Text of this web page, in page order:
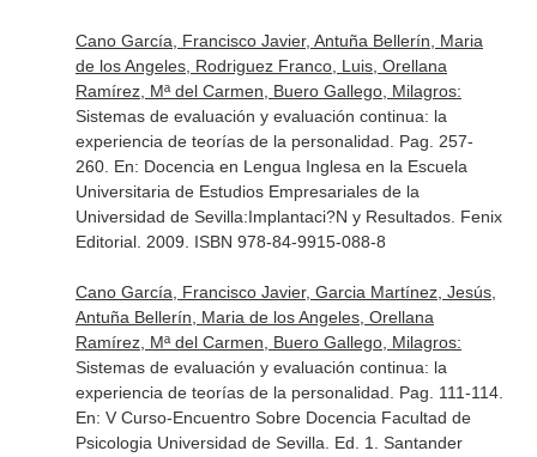
Cano García, Francisco Javier, Antuña Bellerín, Maria
de los Angeles, Rodriguez Franco, Luis, Orellana
Ramírez, Mª del Carmen, Buero Gallego, Milagros:
Sistemas de evaluación y evaluación continua: la
experiencia de teorías de la personalidad. Pag. 257-
260. En: Docencia en Lengua Inglesa en la Escuela
Universitaria de Estudios Empresariales de la
Universidad de Sevilla:Implantaci?N y Resultados. Fenix
Editorial. 2009. ISBN 978-84-9915-088-8
Cano García, Francisco Javier, Garcia Martínez, Jesús,
Antuña Bellerín, Maria de los Angeles, Orellana
Ramírez, Mª del Carmen, Buero Gallego, Milagros:
Sistemas de evaluación y evaluación continua: la
experiencia de teorías de la personalidad. Pag. 111-114.
En: V Curso-Encuentro Sobre Docencia Facultad de
Psicologia Universidad de Sevilla . Ed. 1. Santander